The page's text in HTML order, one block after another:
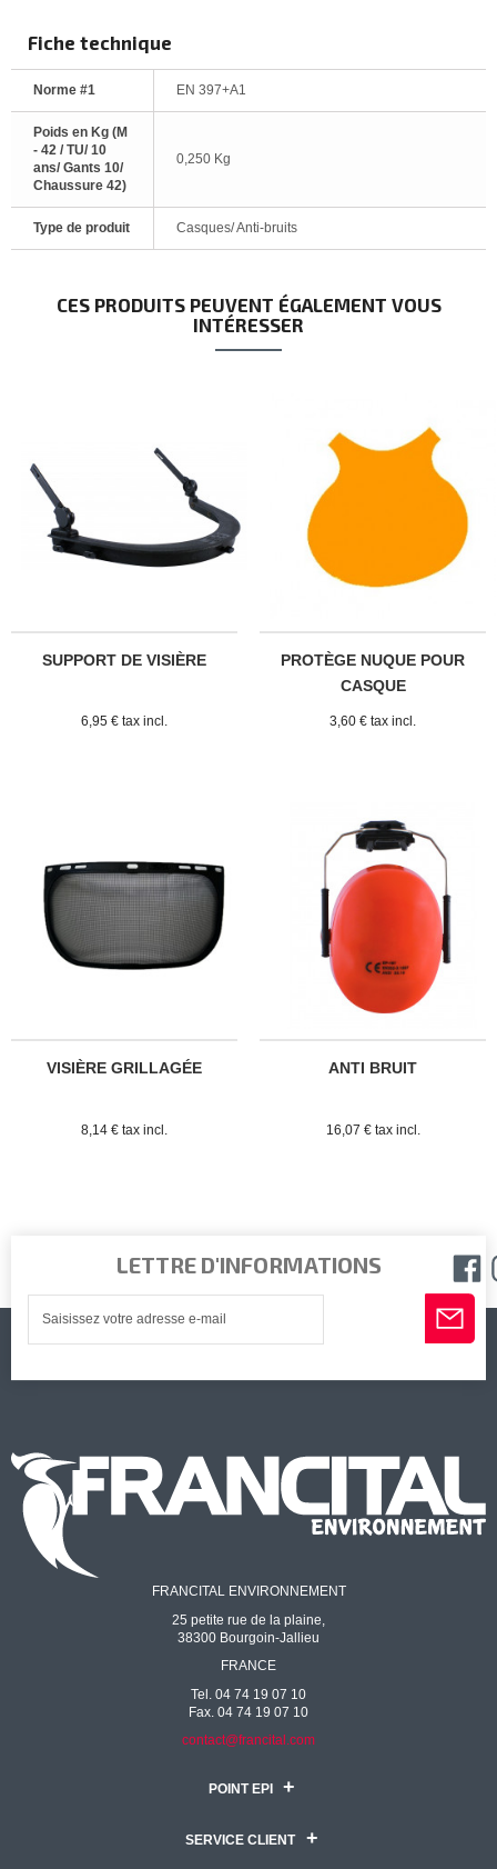
Fiche technique
Norme #1 EN 397+A1
Poids en Kg (M
- 42 / TU/ 10
ans/ Gants 10/
Chaussure 42)
0,250 Kg
Type de produit Casques/ Anti-bruits
CES PRODUITS PEUVENT ÉGALEMENT VOUS
INTÉRESSER
SUPPORT DE VISIÈRE
6,95 € tax incl.
PROTÈGE NUQUE POUR
CASQUE
3,60 € tax incl.
VISIÈRE GRILLAGÉE
8,14 € tax incl.
ANTI BRUIT
16,07 € tax incl.
LETTRE D'INFORMATIONS
FRANCITAL ENVIRONNEMENT
25 petite rue de la plaine,
38300 Bourgoin-Jallieu
FRANCE
Tel. 04 74 19 07 10
Fax. 04 74 19 07 10
contact@francital.com
POINT EPI
SERVICE CLIENT